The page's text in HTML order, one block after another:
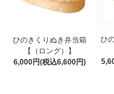
ひのきくりぬき弁当箱
【（ロング）】
6,000円(税込6,600円)
ひ